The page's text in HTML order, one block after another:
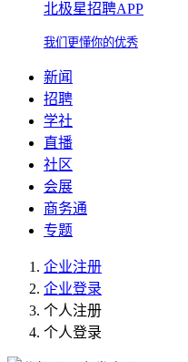
北极星招聘APP
我们更懂你的优秀
新闻
招聘
学社
直播
社区
会展
商务通
专题
企业注册
企业登录
个人注册
个人登录